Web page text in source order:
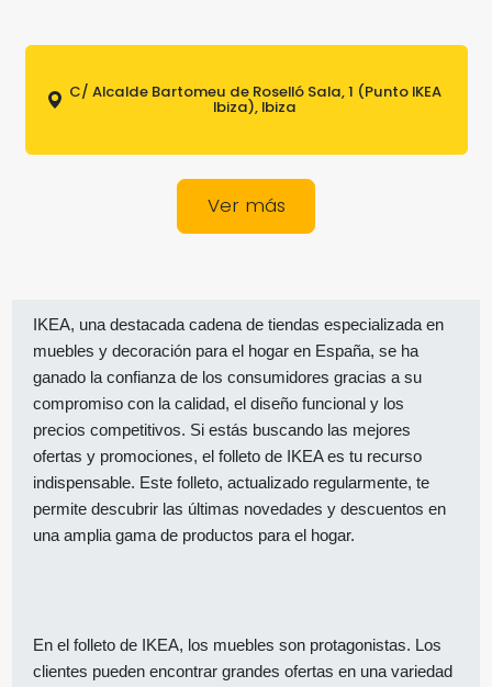
C/ Alcalde Bartomeu de Roselló Sala, 1 (Punto IKEA
Ibiza), Ibiza
Ver más
IKEA, una destacada cadena de tiendas especializada en
muebles y decoración para el hogar en España, se ha
ganado la confianza de los consumidores gracias a su
compromiso con la calidad, el diseño funcional y los
precios competitivos. Si estás buscando las mejores
ofertas y promociones, el folleto de IKEA es tu recurso
indispensable. Este folleto, actualizado regularmente, te
permite descubrir las últimas novedades y descuentos en
una amplia gama de productos para el hogar.
En el folleto de IKEA, los muebles son protagonistas. Los
clientes pueden encontrar grandes ofertas en una variedad